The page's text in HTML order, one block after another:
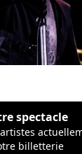
spectacle
billetterie